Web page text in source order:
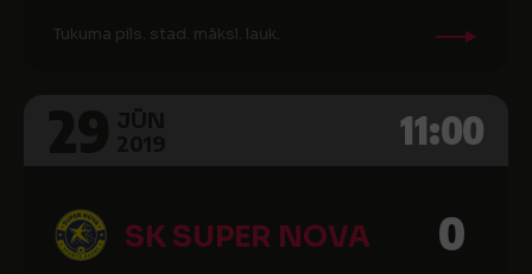
Tukuma pils. stad. māksl. lauk.
11:00
SK SUPER NOVA 0